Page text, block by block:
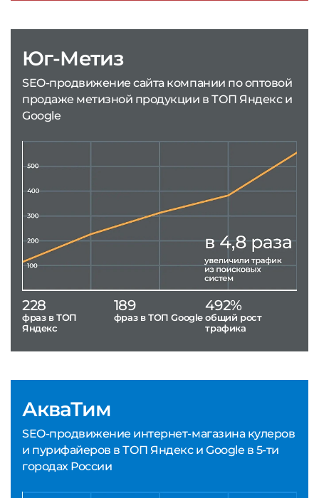
АкваТим
SEO-продвижение интернет-магазина кулеров
и пурифайеров в ТОП Яндекс и Google в 5-ти
городах России
Юг-Метиз
SEO-продвижение сайта компании по оптовой
продаже метизной продукции в ТОП Яндекс и
Google
228
фраз в ТОП
Яндекс
189
фраз в ТОП Google
492%
общий рост
трафика